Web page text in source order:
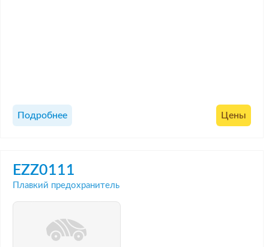
Подробнее Цены
EZZ0111
Плавкий предохранитель